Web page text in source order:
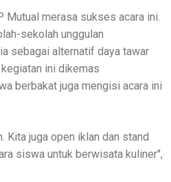
Mutual merasa sukses acara ini.
sekolah unggulan
sebagai alternatif daya tawar
ini dikemas
berbakat juga mengisi acara ini
Kita juga open iklan dan stand
siswa untuk berwisata kuliner",